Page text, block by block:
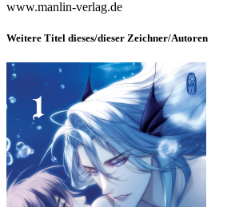
www.manlin-verlag.de
Weitere Titel dieses/dieser Zeichner/Autoren